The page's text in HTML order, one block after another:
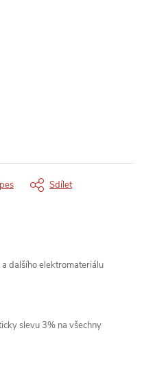
Sdílet
dalšího elektromateriálu
slevu 3% na všechny